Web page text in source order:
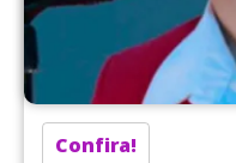
Confira!